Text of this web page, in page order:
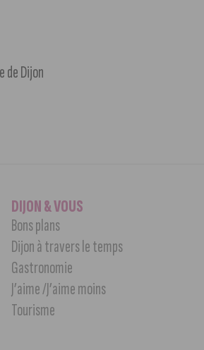
de Dijon
DIJON & VOUS
Bons plans
Dijon à travers le temps
Gastronomie
J’aime /J’aime moins
Tourisme